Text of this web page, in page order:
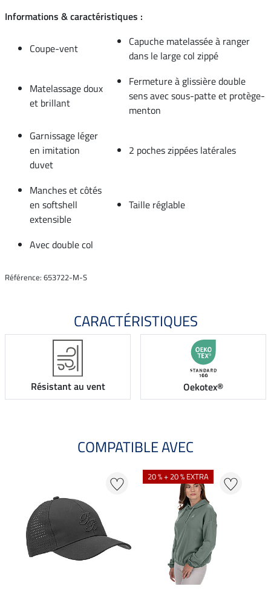
Informations & caractéristiques :
Coupe-vent
Capuche matelassée à ranger
dans le large col zippé
Matelassage doux
et brillant
Fermeture à glissière double
sens avec sous-patte et protège-
menton
Garnissage léger
en imitation
duvet
2 poches zippées latérales
Manches et côtés
en softshell
extensible
Taille réglable
Avec double col
Référence: 653722-M-S
CARACTÉRISTIQUES
Résistant au vent Oekotex®
COMPATIBLE AVEC
20 % + 20 % EXTRA